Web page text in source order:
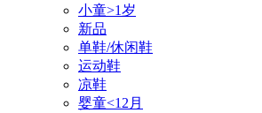
小童>1岁
新品
单鞋/休闲鞋
运动鞋
凉鞋
婴童<12月